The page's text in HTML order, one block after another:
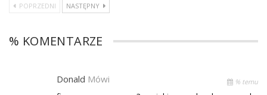
POPRZEDNI NASTĘPNY
% KOMENTARZE
Donald Mówi % temu